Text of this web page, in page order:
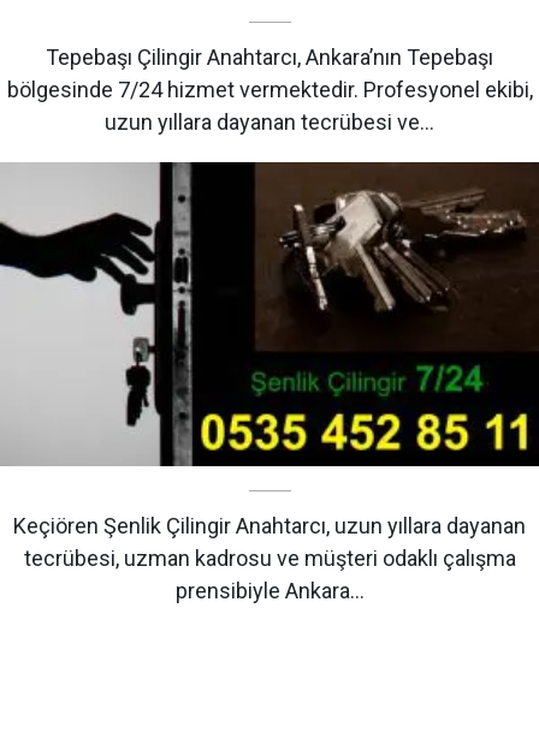
Tepebaşı Çilingir Anahtarcı, Ankara’nın Tepebaşı
bölgesinde 7/24 hizmet vermektedir. Profesyonel ekibi,
uzun yıllara dayanan tecrübesi ve…
Keçiören Şenlik Çilingir Anahtarcı, uzun yıllara dayanan
tecrübesi, uzman kadrosu ve müşteri odaklı çalışma
prensibiyle Ankara…